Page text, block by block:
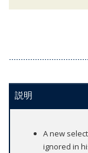
説明
A new
ignored in